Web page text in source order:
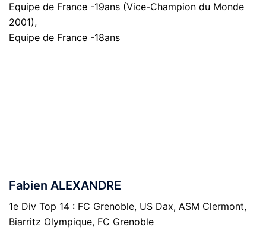
Equipe de France -19ans (Vice-Champion du Monde
2001),
Equipe de France -18ans
Fabien ALEXANDRE
1e Div Top 14 : FC Grenoble, US Dax, ASM Clermont,
Biarritz Olympique, FC Grenoble